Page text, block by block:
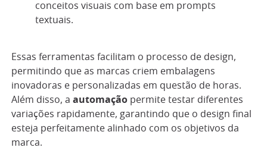
conceitos visuais com base em prompts
textuais.
Essas ferramentas facilitam o processo de design,
permitindo que as marcas criem embalagens
inovadoras e personalizadas em questão de horas.
Além disso, a automação permite testar diferentes
variações rapidamente, garantindo que o design final
esteja perfeitamente alinhado com os objetivos da
marca.